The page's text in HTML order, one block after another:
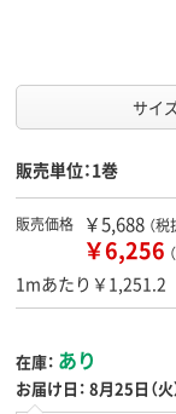
サイ
販売単位：1巻
販売価格 ￥5,688 （税
￥6,256
1mあたり￥1,251.2
在庫： あり
お届け日： 8月25日（火